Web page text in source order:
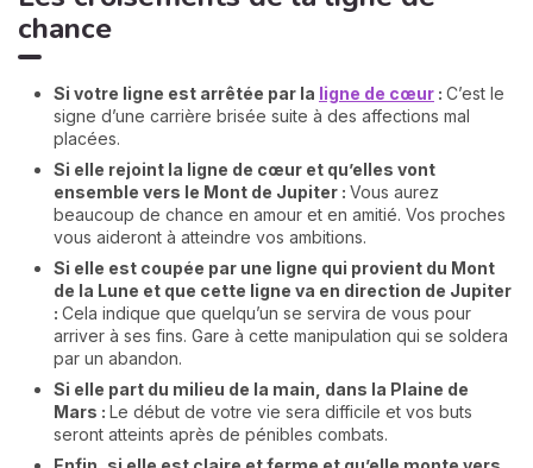
chance
Si votre ligne est arrêtée par la ligne de cœur : C’est le
signe d’une carrière brisée suite à des affections mal
placées.
Si elle rejoint la ligne de cœur et qu’elles vont
ensemble vers le Mont de Jupiter : Vous aurez
beaucoup de chance en amour et en amitié. Vos proches
vous aideront à atteindre vos ambitions.
Si elle est coupée par une ligne qui provient du Mont
de la Lune et que cette ligne va en direction de Jupiter
: Cela indique que quelqu’un se servira de vous pour
arriver à ses fins. Gare à cette manipulation qui se soldera
par un abandon.
Si elle part du milieu de la main, dans la Plaine de
Mars : Le début de votre vie sera difficile et vos buts
seront atteints après de pénibles combats.